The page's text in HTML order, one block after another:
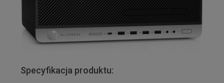
Specyfikacja produktu: